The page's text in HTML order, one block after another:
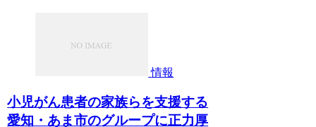
情報
小児がん患者の家族らを支援する
愛知・あま市のグループに正力厚